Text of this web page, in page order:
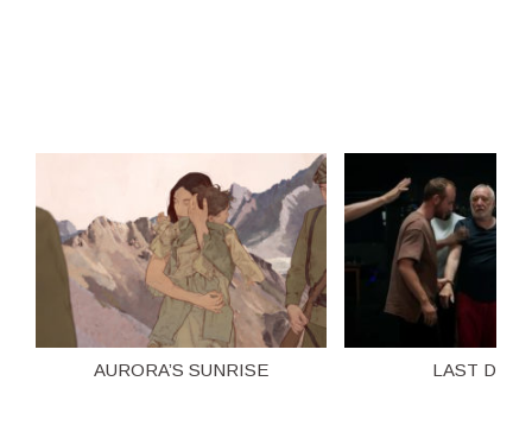
AURORA’S SUNRISE LAST